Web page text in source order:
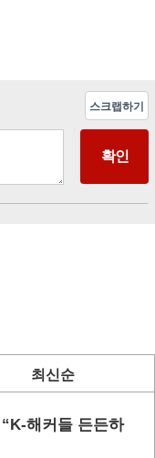
스크랩하기
최신순
해커들 든든하